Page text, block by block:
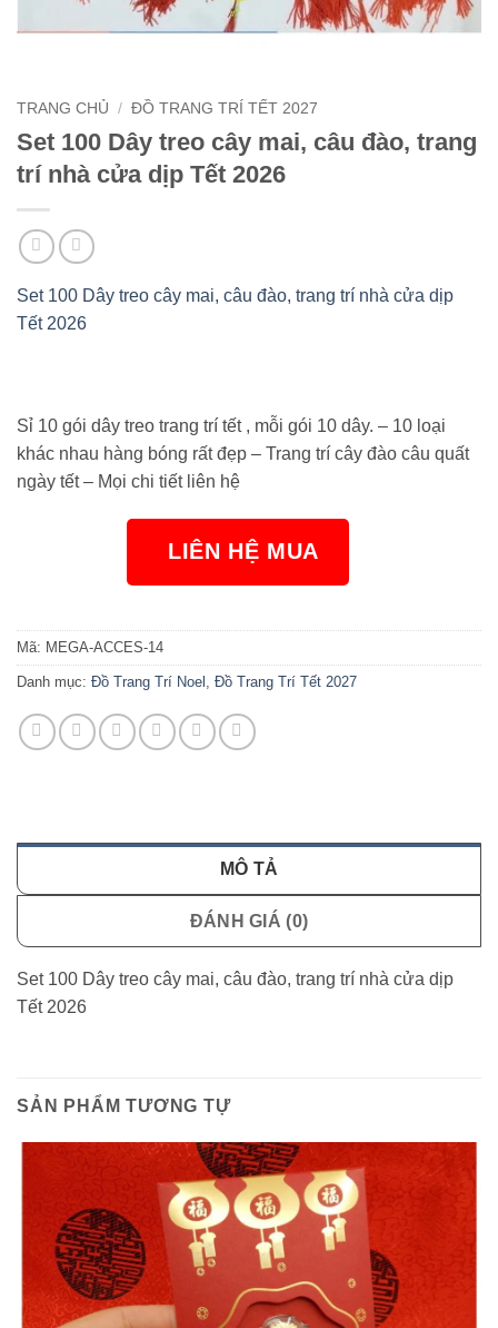
TRANG CHỦ / ĐỒ TRANG TRÍ TẾT 2027
Set 100 Dây treo cây mai, câu đào, trang
trí nhà cửa dịp Tết 2026
Set 100 Dây treo cây mai, câu đào, trang trí nhà cửa dịp
Tết 2026
Sỉ 10 gói dây treo trang trí tết , mỗi gói 10 dây. – 10 loại
khác nhau hàng bóng rất đẹp – Trang trí cây đào câu quất
ngày tết – Mọi chi tiết liên hệ
LIÊN HỆ MUA
Mã: MEGA-ACCES-14
Danh mục: Đồ Trang Trí Noel Đồ Trang Trí Tết 2027
MÔ TẢ
ĐÁNH GIÁ (0)
Set 100 Dây treo cây mai, câu đào, trang trí nhà cửa dịp
Tết 2026
SẢN PHẨM TƯƠNG TỰ